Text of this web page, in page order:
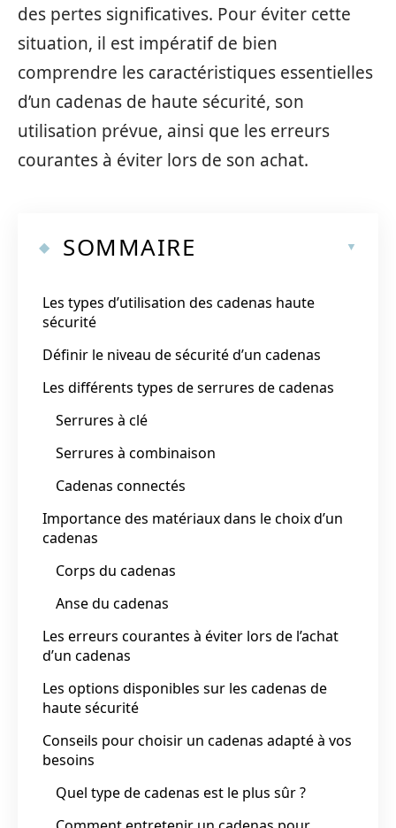
des pertes significatives. Pour éviter cette
situation, il est impératif de bien
comprendre les caractéristiques essentielles
d’un cadenas de haute sécurité, son
utilisation prévue, ainsi que les erreurs
courantes à éviter lors de son achat.
SOMMAIRE
Les types d’utilisation des cadenas haute
sécurité
Définir le niveau de sécurité d’un cadenas
Les différents types de serrures de cadenas
Serrures à clé
Serrures à combinaison
Cadenas connectés
Importance des matériaux dans le choix d’un
cadenas
Corps du cadenas
Anse du cadenas
Les erreurs courantes à éviter lors de l’achat
d’un cadenas
Les options disponibles sur les cadenas de
haute sécurité
Conseils pour choisir un cadenas adapté à vos
besoins
Quel type de cadenas est le plus sûr ?